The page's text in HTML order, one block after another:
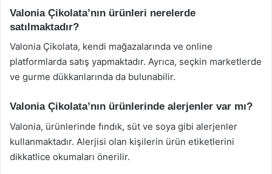
Valonia Çikolata’nın ürünleri nerelerde
satılmaktadır?
Valonia Çikolata, kendi mağazalarında ve online
platformlarda satış yapmaktadır. Ayrıca, seçkin marketlerde
ve gurme dükkanlarında da bulunabilir.
Valonia Çikolata’nın ürünlerinde alerjenler var mı?
Valonia, ürünlerinde fındık, süt ve soya gibi alerjenler
kullanmaktadır. Alerjisi olan kişilerin ürün etiketlerini
dikkatlice okumaları önerilir.